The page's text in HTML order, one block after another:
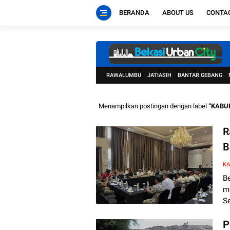
BERANDA ABOUT US
RAWALUMBU JATIASIH BANTAR GEBANG
Menampilkan postingan dengan label